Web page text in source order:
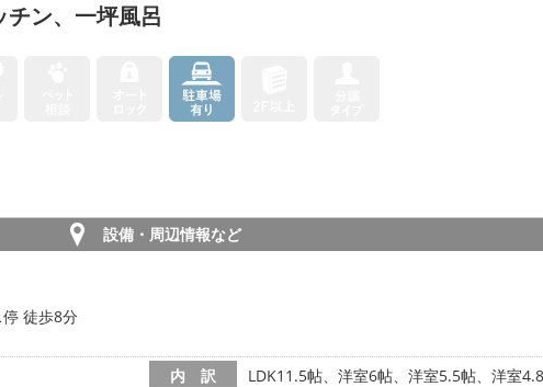
ン、一坪風呂
設備・周辺情報など
徒歩8分
内 訳
LDK11.5帖、洋室6帖、洋室5.5帖、洋室